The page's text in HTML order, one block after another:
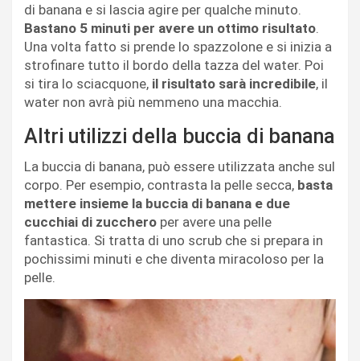
di banana e si lascia agire per qualche minuto.
Bastano 5 minuti per avere un ottimo risultato.
Una volta fatto si prende lo spazzolone e si inizia a
strofinare tutto il bordo della tazza del water. Poi
si tira lo sciacquone, il risultato sarà incredibile, il
water non avrà più nemmeno una macchia.
Altri utilizzi della buccia di banana
La buccia di banana, può essere utilizzata anche sul
corpo. Per esempio, contrasta la pelle secca, basta
mettere insieme la buccia di banana e due
cucchiai di zucchero per avere una pelle
fantastica. Si tratta di uno scrub che si prepara in
pochissimi minuti e che diventa miracoloso per la
pelle.